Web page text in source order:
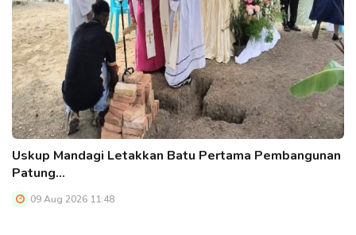
Uskup Mandagi Letakkan Batu Pertama Pembangunan
Patung…
09 Aug 2026 11:48